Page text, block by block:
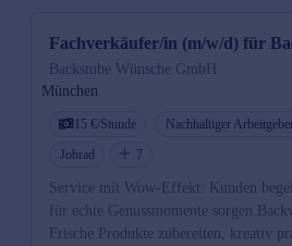
Fachverkäufer/in (m/w/d) für
Backstube Wünsche GmbH
München
15 €/Stunde Nachhaltiger
Jobrad
7
Service mit Wow-Effekt: Kunden
für echte Genussmomente
Frische Produkte zubereiten, kreativ